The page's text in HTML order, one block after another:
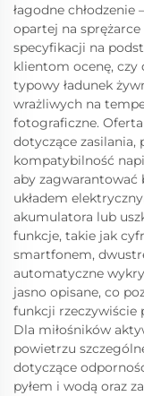
łagodne
opartej na
specyfikacji na
klientom ocenę, czy
typowy ładunek
wrażliwych na
fotograficzne.
dotyczące zasilania,
kompatybilność
aby zagwarantować
układem
akumulatora lub
funkcje, takie jak
smartfonem,
automatyczne
jasno opisane, co
funkcji rzeczywiście
Dla miłośników
powietrzu
dotyczące
pyłem i wodą oraz